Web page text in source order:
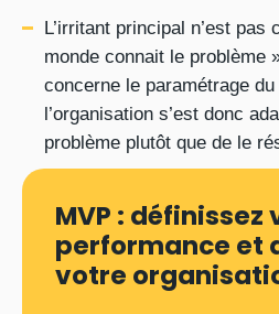
L’irritant principal n’est
monde connait le problème
concerne le paramétrage
l’organisation s’est donc
problème plutôt que de le
MVP : définissez
performance et
votre